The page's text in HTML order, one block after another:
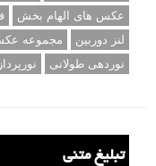
عکس های الهام بخش
لنز دوربین
مجموعه
نوردهی طولانی
تبلیغ متنی